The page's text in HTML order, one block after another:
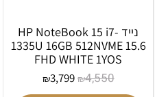
נייד HP NoteBook 15 i7-
1335U 16GB 512NVME 15.6
FHD WHITE 1YOS
₪4,550
₪3,799